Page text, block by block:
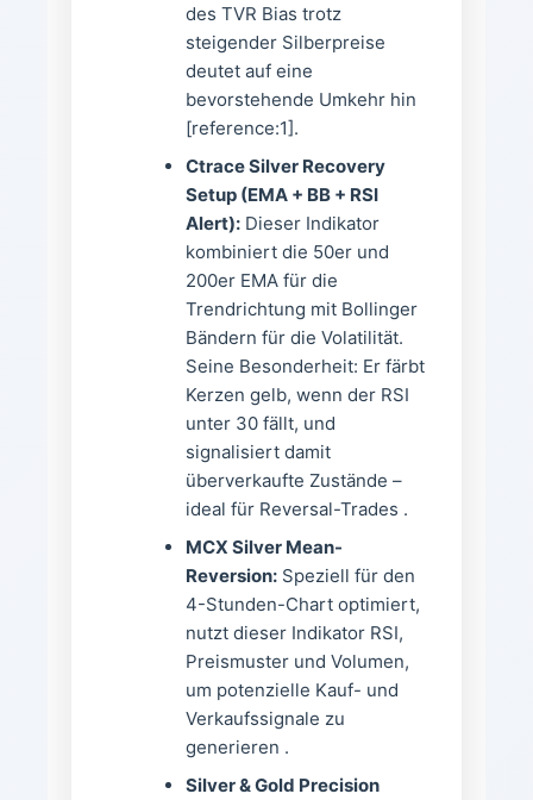
des TVR Bias trotz
steigender Silberpreise
deutet auf eine
bevorstehende Umkehr hin
[reference:1].
Ctrace Silver Recovery
Setup (EMA + BB + RSI
Alert): Dieser Indikator
kombiniert die 50er und
200er EMA für die
Trendrichtung mit Bollinger
Bändern für die Volatilität.
Seine Besonderheit: Er färbt
Kerzen gelb, wenn der RSI
unter 30 fällt, und
signalisiert damit
überverkaufte Zustände –
ideal für Reversal-Trades .
MCX Silver Mean-
Reversion: Speziell für den
4-Stunden-Chart optimiert,
nutzt dieser Indikator RSI,
Preismuster und Volumen,
um potenzielle Kauf- und
Verkaufssignale zu
generieren .
Silver & Gold Precision